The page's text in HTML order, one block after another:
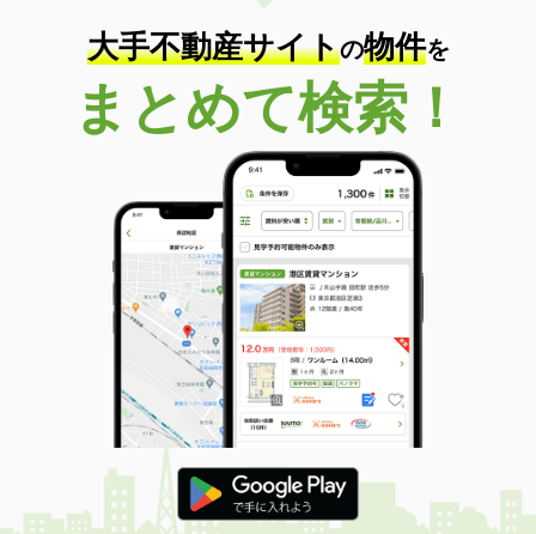
大手不動産サイトの物件を
まとめて検索！